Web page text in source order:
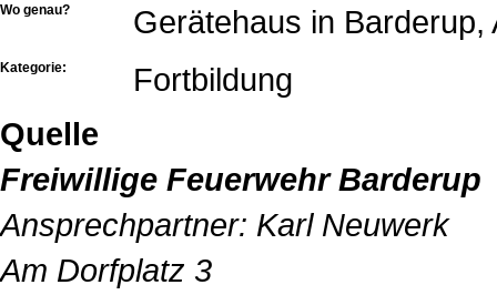
Wo genau? Gerätehaus in
Kategorie:
Fortbildung
Quelle
Freiwillige Feuerwehr Barderup
Ansprechpartner: Karl Neuwerk
Am Dorfplatz 3